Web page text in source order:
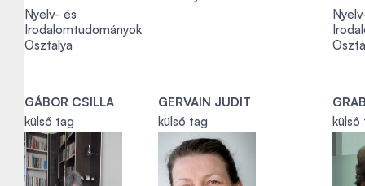
Nyelv- és
Irodalomtudományok
Osztálya
GÁBOR CSILLA
külső tag
GERVAIN JUDIT
külső tag
külső